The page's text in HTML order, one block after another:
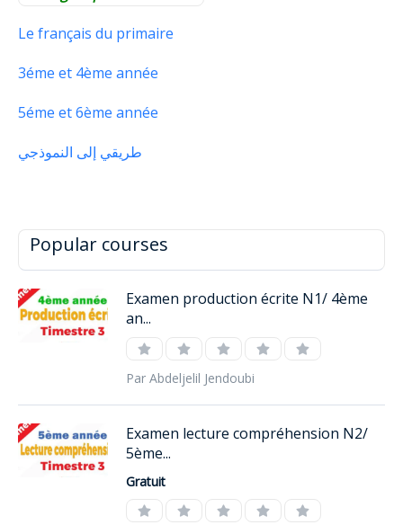
Le français du primaire
3éme et 4ème année
5éme et 6ème année
طريقي إلى النموذجي
Popular courses
Examen production écrite N1/ 4ème
an...
Par Abdeljelil Jendoubi
Examen lecture compréhension N2/
5ème...
Gratuit